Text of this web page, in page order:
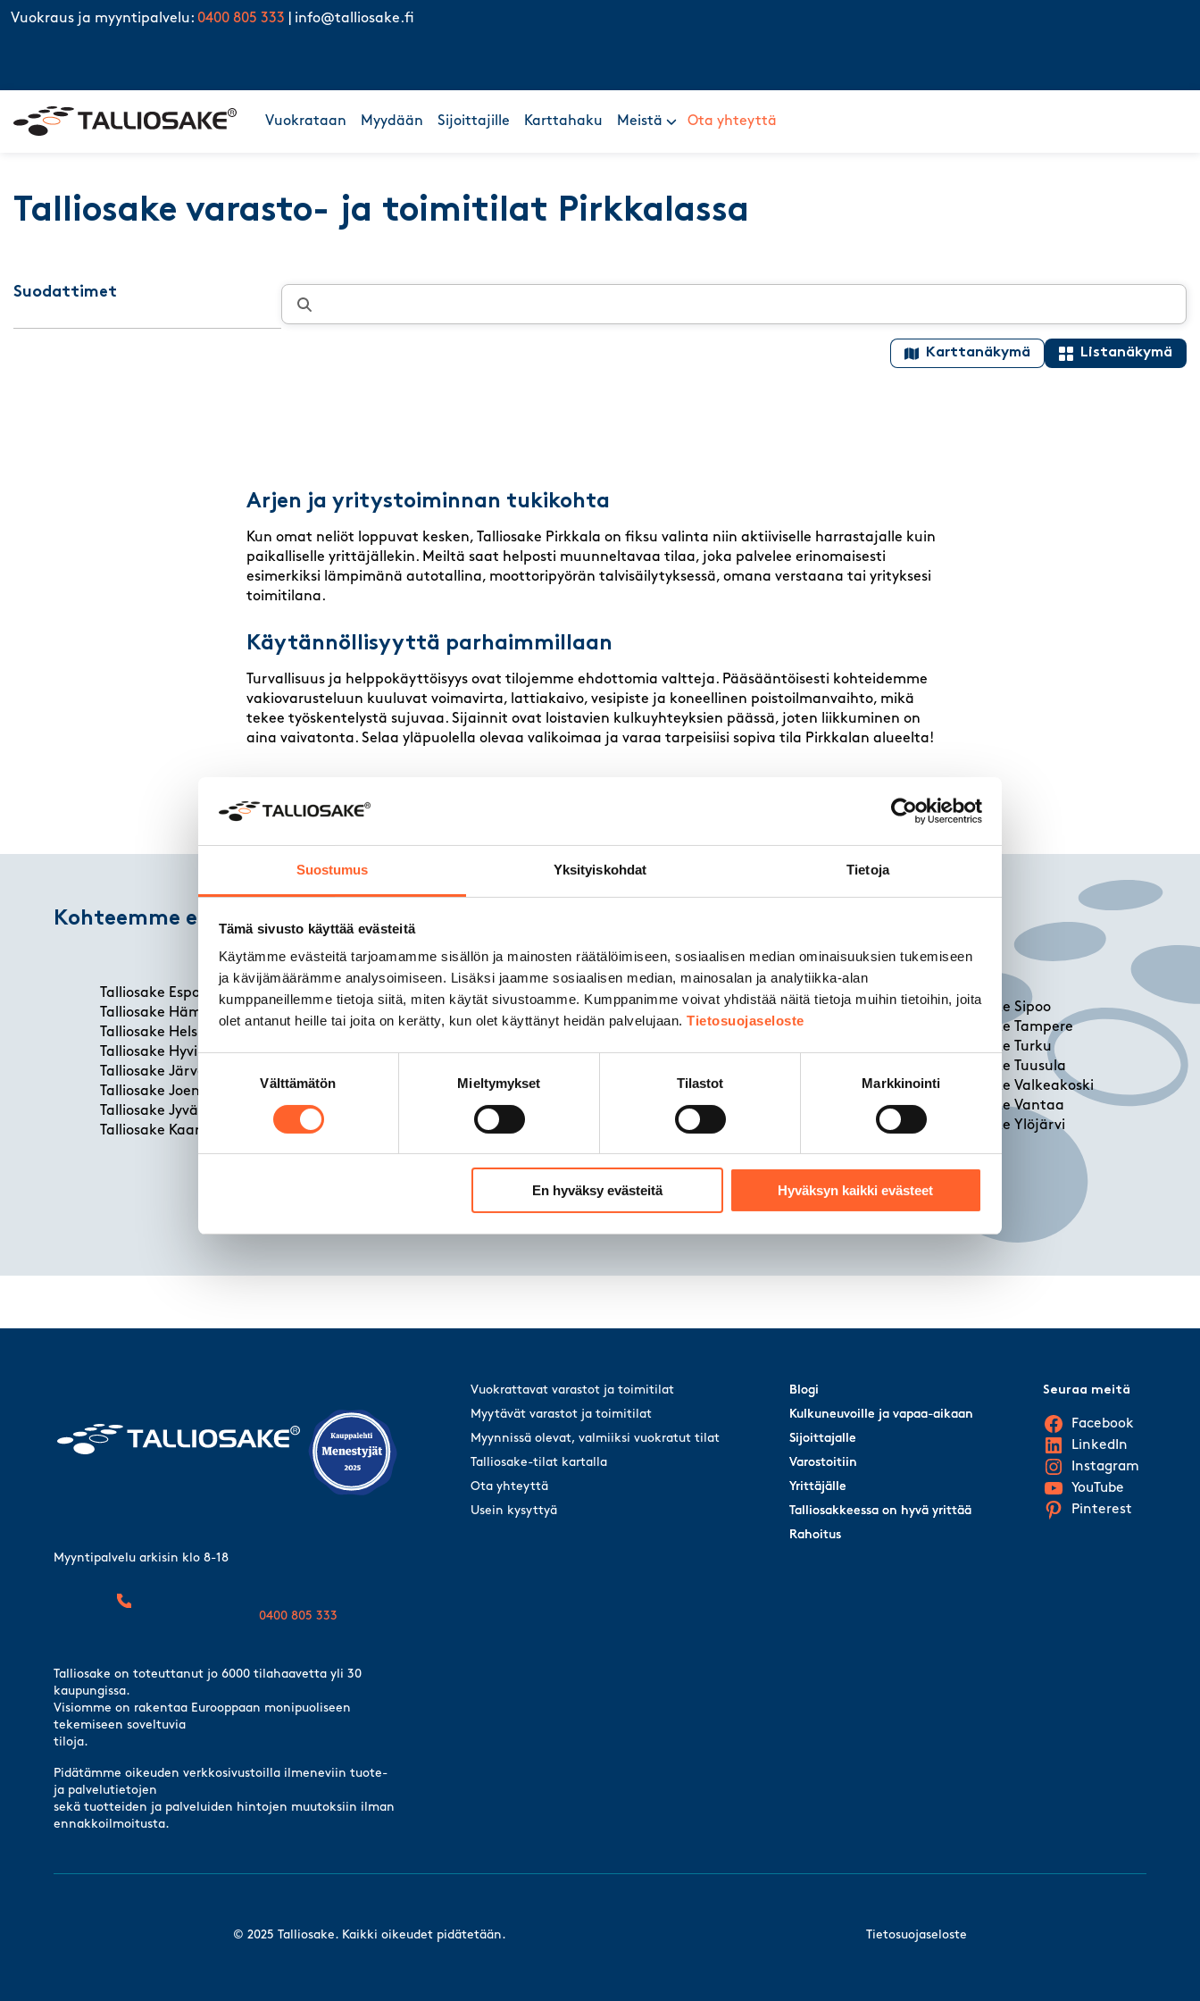
Suostumus Yksityiskohdat Tietoja
Tämä sivusto käyttää evästeitä
Käytämme evästeitä tarjoamamme sisällön ja mainosten räätälöimiseen, sosiaalisen median ominaisuuksien tukemiseen
ja kävijämäärämme analysoimiseen. Lisäksi jaamme sosiaalisen median, mainosalan ja analytiikka-alan
kumppaneillemme tietoja siitä, miten käytät sivustoamme. Kumppanimme voivat yhdistää näitä tietoja muihin tietoihin, joita
olet antanut heille tai joita on kerätty, kun olet käyttänyt heidän palvelujaan. Tietosuojaseloste
Välttämätön Mieltymykset Tilastot Markkinointi
En hyväksy evästeitä Hyväksyn kaikki evästeet
Skip to content
Vuokraus ja myyntipalvelu: 0400 805 333 info@talliosake.fi
Vuokrataan Myydään Sijoittajille Karttahaku Meistä Ota yhteyttä
Talliosake varasto- ja toimitilat Pirkkalassa
Suodattimet
Karttanäkymä Listanäkymä
Arjen ja yritystoiminnan tukikohta
Kun omat neliöt loppuvat kesken, Talliosake Pirkkala on fiksu valinta niin aktiiviselle harrastajalle kuin
paikalliselle yrittäjällekin. Meiltä saat helposti muunneltavaa tilaa, joka palvelee erinomaisesti
esimerkiksi lämpimänä autotallina, moottoripyörän talvisäilytyksessä, omana verstaana tai yrityksesi
toimitilana.
Käytännöllisyyttä parhaimmillaan
Turvallisuus ja helppokäyttöisyys ovat tilojemme ehdottomia valtteja. Pääsääntöisesti kohteidemme
vakiovarusteluun kuuluvat voimavirta, lattiakaivo, vesipiste ja koneellinen poistoilmanvaihto, mikä
tekee työskentelystä sujuvaa. Sijainnit ovat loistavien kulkuyhteyksien päässä, joten liikkuminen on
aina vaivatonta. Selaa yläpuolella olevaa valikoimaa ja varaa tarpeisiisi sopiva tila Pirkkalan alueelta!
Kohteemme eri kaupungeissa
Talliosake Espoo
Talliosake Hämeenlinna
Talliosake Helsinki
Talliosake Hyvinkää
Talliosake Järvenpää
Talliosake Joensuu
Talliosake Jyväskylä
Talliosake Kaarina
Talliosake Kangasala
Talliosake Kempele
Talliosake Kuopio
Talliosake Lahti
Talliosake Lempäälä
Talliosake Nokia
Talliosake Nurmijärvi
Talliosake Porvoo
Talliosake Raisio
Talliosake Rauma
Talliosake Sipoo
Talliosake Tampere
Talliosake Turku
Talliosake Tuusula
Talliosake Valkeakoski
Talliosake Vantaa
Talliosake Ylöjärvi
Myyntipalvelu arkisin klo 8-18
0400 805 333
Talliosake on toteuttanut jo 6000 tilahaavetta yli 30
kaupungissa.
Visiomme on rakentaa Eurooppaan monipuoliseen
tekemiseen soveltuvia
tiloja.
Pidätämme oikeuden verkkosivustoilla ilmeneviin tuote-
ja palvelutietojen
sekä tuotteiden ja palveluiden hintojen muutoksiin ilman
ennakkoilmoitusta.
Vuokrattavat varastot ja toimitilat
Myytävät varastot ja toimitilat
Myynnissä olevat, valmiiksi vuokratut tilat
Talliosake-tilat kartalla
Ota yhteyttä
Usein kysyttyä
Blogi
Kulkuneuvoille ja vapaa-aikaan
Sijoittajalle
Varostoitiin
Yrittäjälle
Talliosakkeessa on hyvä yrittää
Rahoitus
Seuraa meitä
Facebook
LinkedIn
Instagram
YouTube
Pinterest
Blogi
Kulkuneuvoille ja vapaa-aikaan
Sijoittajalle
Varostoitiin
Yrittäjälle
Talliosakkeessa on hyvä yrittää
Rahoitus
© 2025 Talliosake. Kaikki oikeudet pidätetään. Tietosuojaseloste